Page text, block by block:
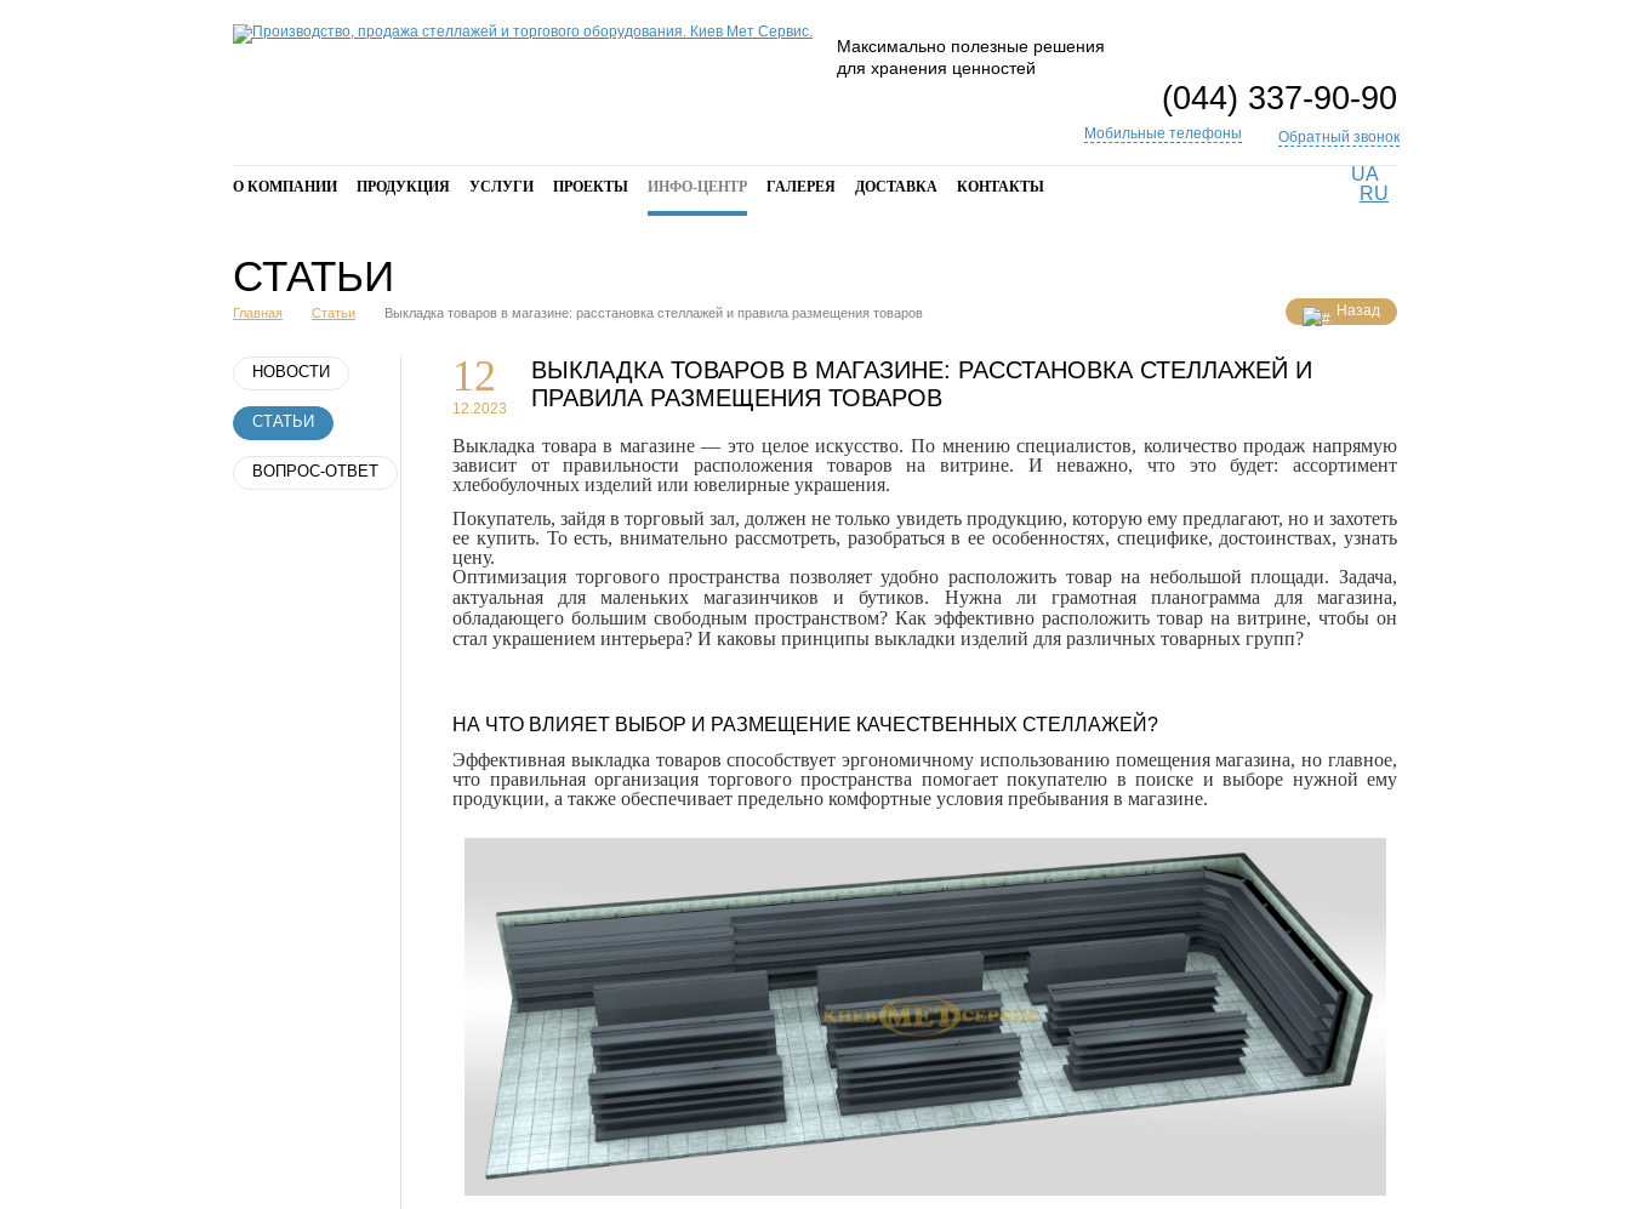
Максимально полезные решения
для хранения ценностей
(044) 337-90-90
Мобильные телефоны Обратный звонок
О КОМПАНИИ ПРОДУКЦИЯ УСЛУГИ ПРОЕКТЫ ИНФО-ЦЕНТР ГАЛЕРЕЯ ДОСТАВКА КОНТАКТЫ
UA
RU
СТАТЬИ
Главная Статьи Выкладка товаров в магазине: расстановка стеллажей и правила размещения товаров Назад
НОВОСТИ
СТАТЬИ
ВОПРОС-ОТВЕТ
12
12.2023
ВЫКЛАДКА ТОВАРОВ В МАГАЗИНЕ: РАССТАНОВКА СТЕЛЛАЖЕЙ И
ПРАВИЛА РАЗМЕЩЕНИЯ ТОВАРОВ
Выкладка товара в магазине — это целое искусство. По мнению специалистов, количество продаж напрямую
зависит от правильности расположения товаров на витрине. И неважно, что это будет: ассортимент
хлебобулочных изделий или ювелирные украшения.
Покупатель, зайдя в торговый зал, должен не только увидеть продукцию, которую ему предлагают, но и захотеть
ее купить. То есть, внимательно рассмотреть, разобраться в ее особенностях, специфике, достоинствах, узнать
цену.
Оптимизация торгового пространства позволяет удобно расположить товар на небольшой площади. Задача,
актуальная для маленьких магазинчиков и бутиков. Нужна ли грамотная планограмма для магазина,
обладающего большим свободным пространством? Как эффективно расположить товар на витрине, чтобы он
стал украшением интерьера? И каковы принципы выкладки изделий для различных товарных групп?
НА ЧТО ВЛИЯЕТ ВЫБОР И РАЗМЕЩЕНИЕ КАЧЕСТВЕННЫХ СТЕЛЛАЖЕЙ?
Эффективная выкладка товаров способствует эргономичному использованию помещения магазина, но главное,
что правильная организация торгового пространства помогает покупателю в поиске и выборе нужной ему
продукции, а также обеспечивает предельно комфортные условия пребывания в магазине.